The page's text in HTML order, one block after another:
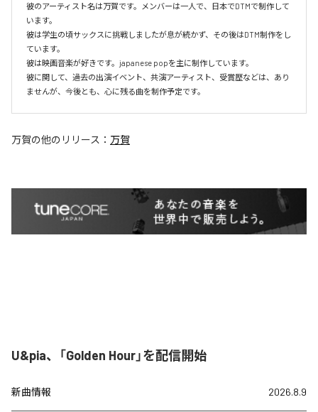
彼のアーティスト名は万賀です。メンバーは一人で、日本でDTMで制作して
います。
彼は学生の頃サックスに挑戦しましたが息が続かず、その後はDTM制作をし
ています。
彼は映画音楽が好きです。japanese popを主に制作しています。
彼に関して、過去の出演イベント、共演アーティスト、受賞歴などは、あり
ませんが、今後とも、心に残る曲を制作予定です。
万賀の他のリリース： 万賀
U&pia、「Golden Hour」を配信開始
新曲情報 2026.8.9